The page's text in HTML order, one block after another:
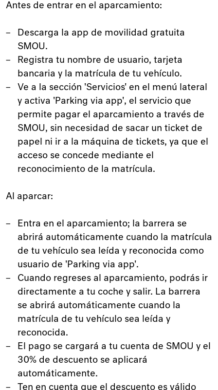
Antes de entrar en el aparcamiento:
Descarga la app de movilidad gratuita
SMOU.
Registra tu nombre de usuario, tarjeta
bancaria y la matrícula de tu vehículo.
Ve a la sección 'Servicios' en el menú lateral
y activa 'Parking via app', el servicio que
permite pagar el aparcamiento a través de
SMOU, sin necesidad de sacar un ticket de
papel ni ir a la máquina de tickets, ya que el
acceso se concede mediante el
reconocimiento de la matrícula.
Al aparcar:
Entra en el aparcamiento; la barrera se
abrirá automáticamente cuando la matrícula
de tu vehículo sea leída y reconocida como
usuario de 'Parking via app'.
Cuando regreses al aparcamiento, podrás ir
directamente a tu coche y salir. La barrera
se abrirá automáticamente cuando la
matrícula de tu vehículo sea leída y
reconocida.
El pago se cargará a tu cuenta de SMOU y el
30% de descuento se aplicará
automáticamente.
Ten en cuenta que el descuento es válido